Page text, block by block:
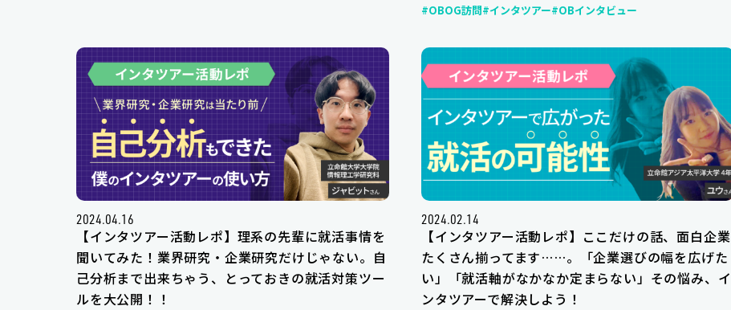
#OBOG訪問#インタツアー#OBインタビュー
2024.04.16
【インタツアー活動レポ】理系の先輩に就活事情を
聞いてみた！業界研究・企業研究だけじゃない。自
己分析まで出来ちゃう、とっておきの就活対策ツー
ルを大公開！！
2024.02.14
【インタツアー活動レポ】ここだけの話、面白企業
たくさん揃ってます……。「企業選びの幅を広げた
い」「就活軸がなかなか定まらない」その悩み、イ
ンタツアーで解決しよう！